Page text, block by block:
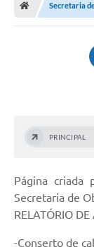
Secretarias
Publicações
Coronavírus
EMPREGA
Multimídia
Contato
Secretaria
PRINCIPAL
Página criada
Secretaria de
RELATÓRIO
-Conserto de